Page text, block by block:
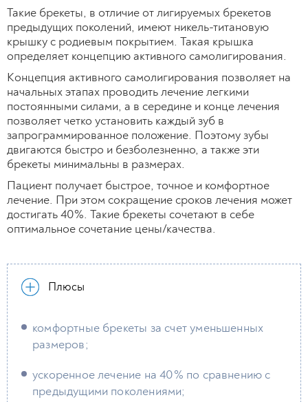
Такие брекеты, в отличие от лигируемых брекетов
предыдущих поколений, имеют никель-титановую
крышку с родиевым покрытием. Такая крышка
определяет концепцию активного самолигирования.
Концепция активного самолигирования позволяет на
начальных этапах проводить лечение легкими
постоянными силами, а в середине и конце лечения
позволяет четко установить каждый зуб в
запрограммированное положение. Поэтому зубы
двигаются быстро и безболезненно, а также эти
брекеты минимальны в размерах.
Пациент получает быстрое, точное и комфортное
лечение. При этом сокращение сроков лечения может
достигать 40%. Такие брекеты сочетают в себе
оптимальное сочетание цены/качества.
Плюсы
комфортные брекеты за счет уменьшенных
размеров;
ускоренное лечение на 40% по сравнению с
предыдущими поколениями;